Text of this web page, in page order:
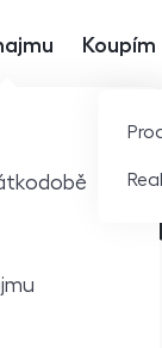
nabídka
Koupím